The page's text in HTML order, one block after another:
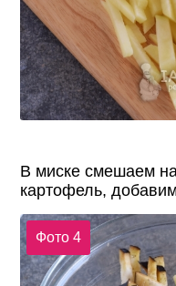
В миске смешаем
картофель,
Фото 4